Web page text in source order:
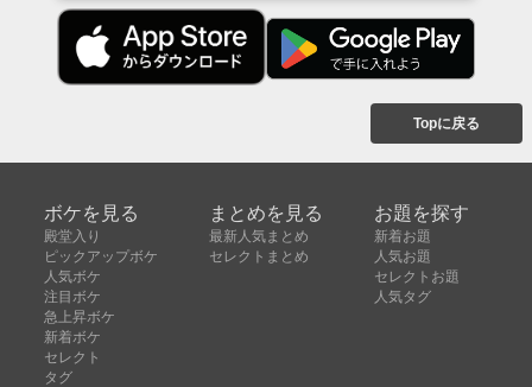
Topに戻る
ボケを見る
殿堂入り
ピックアップボケ
人気ボケ
注目ボケ
急上昇ボケ
新着ボケ
セレクト
タグ
まとめを見る
最新人気まとめ
セレクトまとめ
お題を探す
新着お題
人気お題
セレクトお題
人気タグ